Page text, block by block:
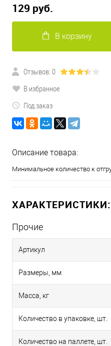
129 руб.
В корзину
Отзывов: 0
В избранное
Под заказ
Описание товара:
Минимальное количество к
ХАРАКТЕРИСТИКИ:
Прочие
Артикул
Размеры, мм
Масса, кг
Количество в упаковке, шт.
Количество на паллете, шт.